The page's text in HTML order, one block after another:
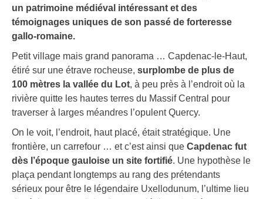
un patrimoine médiéval intéressant et des
témoignages uniques de son passé de forteresse
gallo-romaine.
Petit village mais grand panorama … Capdenac-le-Haut,
étiré sur une étrave rocheuse, surplombe de plus de
100 mètres la vallée du Lot, à peu près à l’endroit où la
rivière quitte les hautes terres du Massif Central pour
traverser à larges méandres l’opulent Quercy.
On le voit, l’endroit, haut placé, était stratégique. Une
frontière, un carrefour … et c’est ainsi que Capdenac fut
dès l’époque gauloise un site fortifié. Une hypothèse le
plaça pendant longtemps au rang des prétendants
sérieux pour être le légendaire Uxellodunum, l’ultime lieu